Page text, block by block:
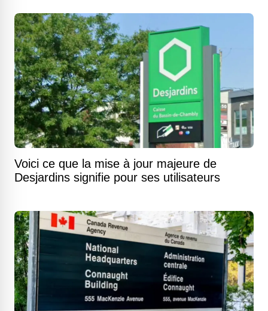
Voici ce que la mise à jour majeure de
Desjardins signifie pour ses utilisateurs